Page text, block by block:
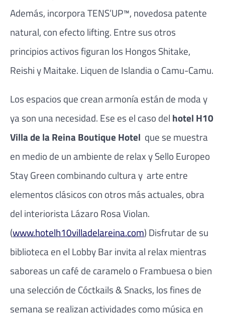
Además, incorpora TENS’UP™, novedosa patente
natural, con efecto lifting. Entre sus otros
principios activos figuran los Hongos Shitake,
Reishi y Maitake. Liquen de Islandia o Camu-Camu.
Los espacios que crean armonía están de moda y
ya son una necesidad. Ese es el caso del hotel H10
Villa de la Reina Boutique Hotel que se muestra
en medio de un ambiente de relax y Sello Europeo
Stay Green combinando cultura y arte entre
elementos clásicos con otros más actuales, obra
del interiorista Lázaro Rosa Violan.
(www.hotelh10villadelareina.com) Disfrutar de su
biblioteca en el Lobby Bar invita al relax mientras
saboreas un café de caramelo o Frambuesa o bien
una selección de Cóctkails & Snacks, los fines de
semana se realizan actividades como música en